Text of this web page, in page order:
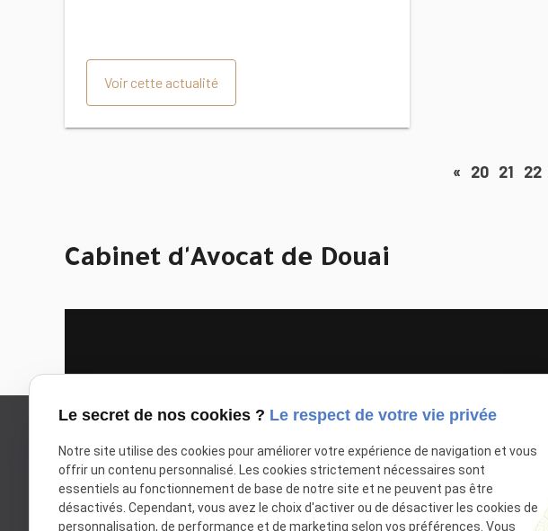
Voir cette actualité
« 20 21 22
Cabinet d'Avocat de Douai
Autoriser
Le secret de nos cookies ? Le respect de votre vie privée
Notre site utilise des cookies pour améliorer votre expérience de navigation et vous
offrir un contenu personnalisé. Les cookies strictement nécessaires sont
essentiels au fonctionnement de base de notre site et ne peuvent pas être
désactivés. Cependant, vous avez le choix d'activer ou de désactiver les cookies de
personnalisation, de performance et de marketing selon vos préférences. Vous